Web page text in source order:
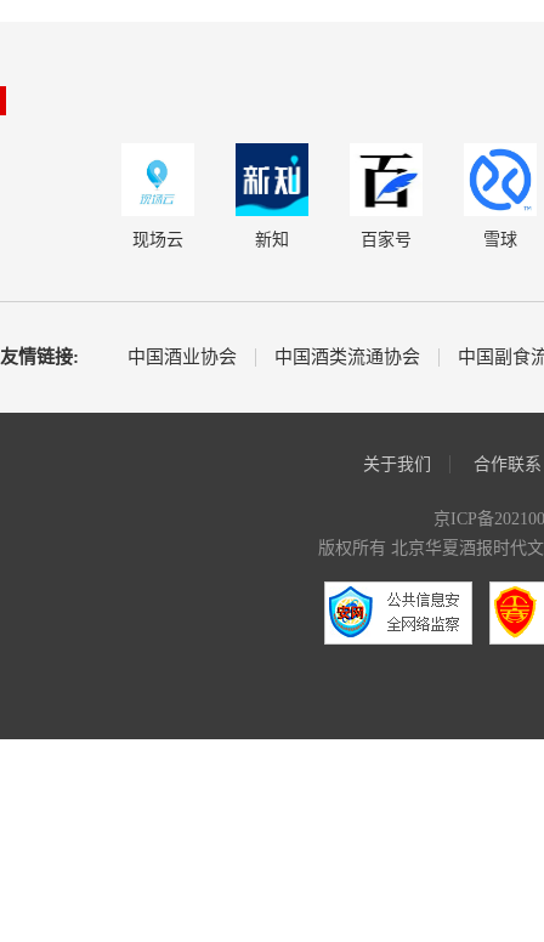
现场云 新知 百家号 雪球
友情链接: 中国酒业协会 中国酒类流通协会 中国副食
关于我们 合作联系
京ICP备
版权所有 北京华夏酒报时代文